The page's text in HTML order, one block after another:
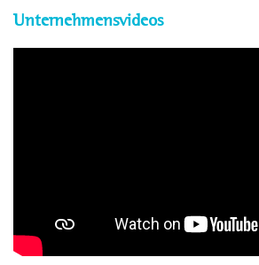
Unternehmensvideos